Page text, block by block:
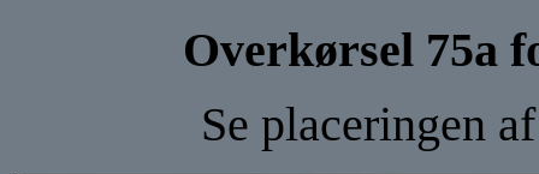
Overkørsel 75a
Se placeringen